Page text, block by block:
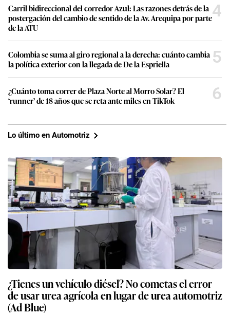
Carril bidireccional del corredor Azul: Las razones detrás de la
postergación del cambio de sentido de la Av. Arequipa por parte
de la ATU
4
Colombia se suma al giro regional a la derecha: cuánto cambia
la política exterior con la llegada de De la Espriella
5
¿Cuánto toma correr de Plaza Norte al Morro Solar? El
‘runner’ de 18 años que se reta ante miles en TikTok
6
Lo último en Automotriz
¿Tienes un vehículo diésel? No cometas el error
de usar urea agrícola en lugar de urea automotriz
(Ad Blue)